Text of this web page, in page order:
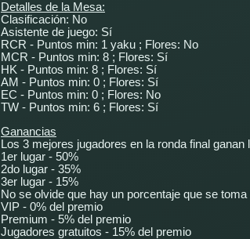
Detalles de la Mesa:
Clasificación: No
Asistente de juego: Sí
RCR - Puntos min: 1 yaku ; Flores: No
MCR - Puntos min: 8 ; Flores: Sí
HK - Puntos min: 8 ; Flores: Sí
AM - Puntos min: 0 ; Flores: Sí
EC - Puntos min: 0 ; Flores: No
TW - Puntos min: 6 ; Flores: Sí
Ganancias
Los 3 mejores jugadores en la ronda final
1er lugar - 50%
2do lugar - 35%
3er lugar - 15%
No se olvide que hay un porcentaje que se
VIP - 0% del premio
Premium - 5% del premio
Jugadores gratuitos - 15% del premio